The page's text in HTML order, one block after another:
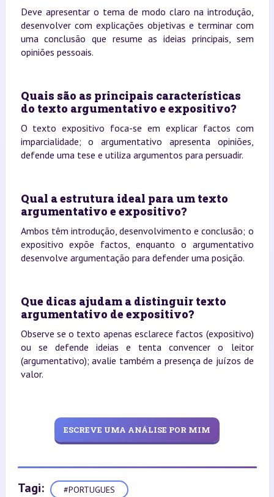
Deve apresentar o tema de modo claro na introdução,
desenvolver com explicações objetivas e terminar com
uma conclusão que resume as ideias principais, sem
opiniões pessoais.
Quais são as principais características
do texto argumentativo e expositivo?
O texto expositivo foca-se em explicar factos com
imparcialidade; o argumentativo apresenta opiniões,
defende uma tese e utiliza argumentos para persuadir.
Qual a estrutura ideal para um texto
argumentativo e expositivo?
Ambos têm introdução, desenvolvimento e conclusão; o
expositivo expõe factos, enquanto o argumentativo
desenvolve argumentação para defender uma posição.
Que dicas ajudam a distinguir texto
argumentativo de expositivo?
Observe se o texto apenas esclarece factos (expositivo)
ou se defende ideias e tenta convencer o leitor
(argumentativo); avalie também a presença de juízos de
valor.
ESCREVE UMA ANÁLISE POR MIM
Tagi: #PORTUGUES